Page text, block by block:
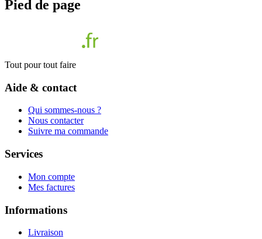
Pied de page
Tout pour tout faire
Aide & contact
Qui sommes-nous ?
Nous contacter
Suivre ma commande
Services
Mon compte
Mes factures
Informations
Livraison